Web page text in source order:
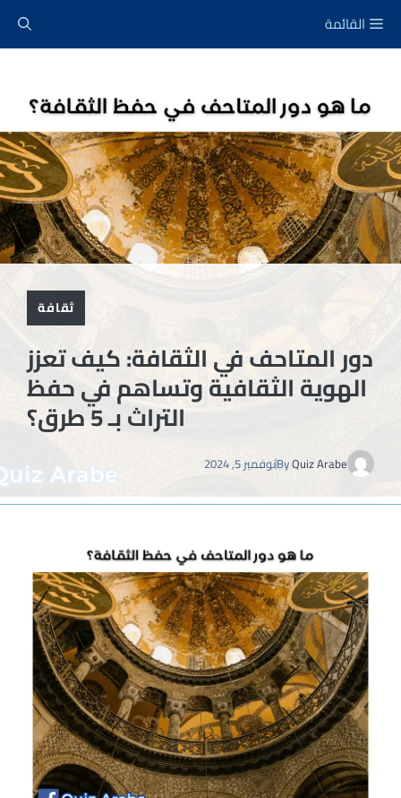
القائمة
ثقافة
دور المتاحف في الثقافة: كيف تعزز
الهوية الثقافية وتساهم في حفظ
التراث بـ 5 طرق؟
ByQuiz Arabe نوفمبر 5, 2024